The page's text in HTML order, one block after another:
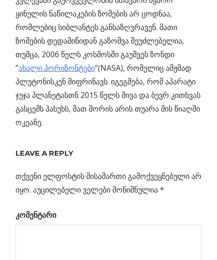
ყინულის ნაწილაკების ზომების არ ცოდნაა,
რომლებიც სიბლანტეს განსაზღვრავენ. მათი
ზომების დედამიწიდან გაზომვა შეუძლებელია,
თუმცა, 2006 წელს კოსმოსში გაუშვეს ზონდი
”ახალი ჰორიზონტები”(NASA), რომელიც ამჟმად
პლუტონისკენ მიფრინავს. იგეგმება, რომ აპარატი
ჯუჯა პლანეტასთნ 2015 წელს მივა და ბევრ კითხვას
გასცემს პასუხს, მათ შორის არის თუარა მის წიაღში
ოკეანე.
ᲣᲬᲘᲜᲐᲡᲬᲐᲠᲛᲔᲢᲧᲕᲔᲚᲔᲡ
ნავიგაცია
Previous
კოსმოსური
LEAVE A REPLY
თქვენი ელფოსტის მისამართი გამოქვეყნებული არ
იყო. აუცილებელი ველები მონიშნულია*
კომენტარი